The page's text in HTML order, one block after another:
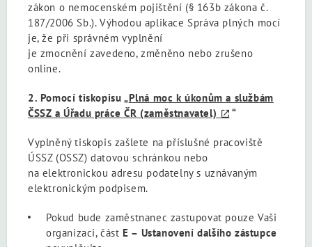
zákon o nemocenském pojištění (§ 163b zákona č.
187/2006 Sb.). Výhodou aplikace Správa plných mocí
je, že při správném vyplnění
je zmocnění zavedeno, změněno nebo zrušeno
online.
2. Pomocí tiskopisu „Plná moc k úkonům a službám
ČSSZ a Úřadu práce ČR (zaměstnavatel)
“
Vyplněný tiskopis zašlete na příslušné pracoviště
ÚSSZ (OSSZ) datovou schránkou nebo
na elektronickou adresu podatelny s uznávaným
elektronickým podpisem.
Pokud bude zaměstnanec zastupovat pouze Vaši
organizaci, část E – Ustanovení dalšího zástupce